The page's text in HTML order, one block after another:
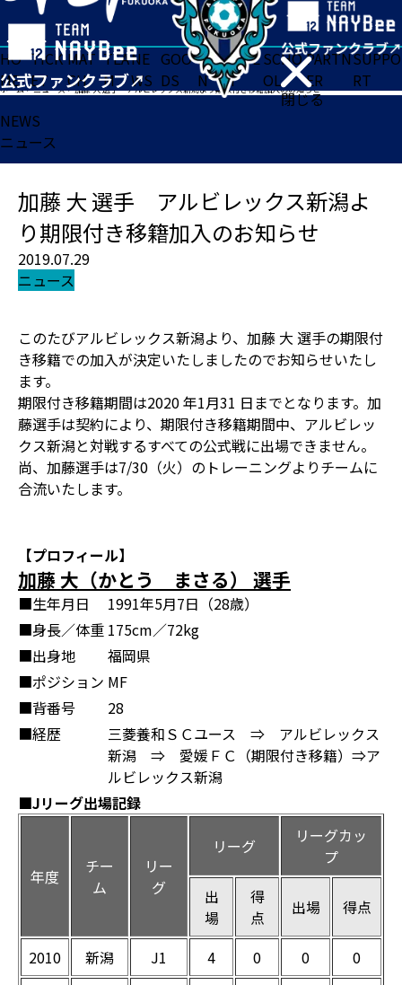
閉じる
HO
ME
TICK
ET
MAT
CH
TEA
M
NE
WS
GOO
DS
FA
N
ACADE
MY
SCHO
OL
PARTN
ER
SUPPO
RT
ホーム>ニュース>加藤 大 選手 アルビレックス新潟より期限付き移籍加入のお知らせ
NEWS
ニュース
加藤 大 選手 アルビレックス新潟よ
り期限付き移籍加入のお知らせ
2019.07.29
ニュース
このたびアルビレックス新潟より、加藤 大 選手の期限付
き移籍での加入が決定いたしましたのでお知らせいたし
ます。
期限付き移籍期間は2020 年1月31 日までとなります。加
藤選手は契約により、期限付き移籍期間中、アルビレッ
クス新潟と対戦するすべての公式戦に出場できません。
尚、加藤選手は7/30（火）のトレーニングよりチームに
合流いたします。
【プロフィール】
加藤 大（かとう まさる） 選手
■生年月日
1991年5月7日（28歳）
■身長／体重 175cm／72kg
■出身地
福岡県
■ポジション MF
■背番号
28
■経歴
三菱養和ＳＣユース ⇒ アルビレックス
新潟 ⇒ 愛媛ＦＣ（期限付き移籍）⇒ア
ルビレックス新潟
■Jリーグ出場記録
年度
チー
ム
リー
グ
リーグ
リーグカッ
プ
出
場
得
点
出場 得点
2010 新潟 J1 4 0 0
0